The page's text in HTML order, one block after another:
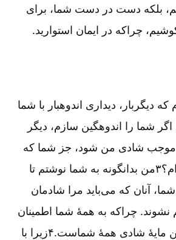
بلکه دست در دست شما، برای
چرا‌که در ایمان استوارید.
دیگربار، دیداری اندوهبار با شما
باشم.۲زیرا اگر شما را اندوهگین سازم، دیگر
شادی من شود، جز شما که
اندوهگینتان ساخته‌ام؟۳من بدانگونه به شما نوشتم تا
آنان که می‌باید مرا شادمان
نشوند. چرا‌که به همۀ شما اطمینان
داشتم که شادی من مایۀ شادی همۀ شماست.۴زیرا با